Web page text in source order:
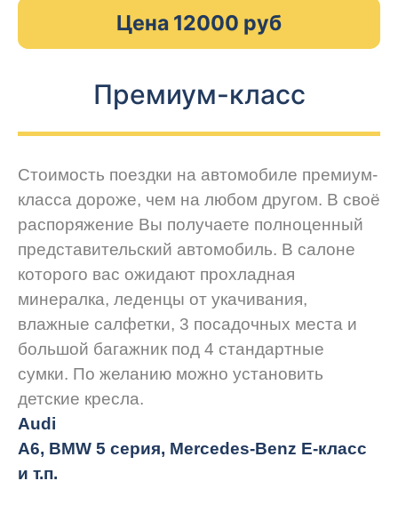
Цена 12000 руб
Премиум-класс
Стоимость поездки на автомобиле премиум-
класса дороже, чем на любом другом. В своё
распоряжение Вы получаете полноценный
представительский автомобиль. В салоне
которого вас ожидают прохладная
минералка, леденцы от укачивания,
влажные салфетки, 3 посадочных места и
большой багажник под 4 стандартные
сумки. По желанию можно установить
детские кресла.
Audi
A6, BMW 5 серия, Mercedes-Benz E-класс
и т.п.